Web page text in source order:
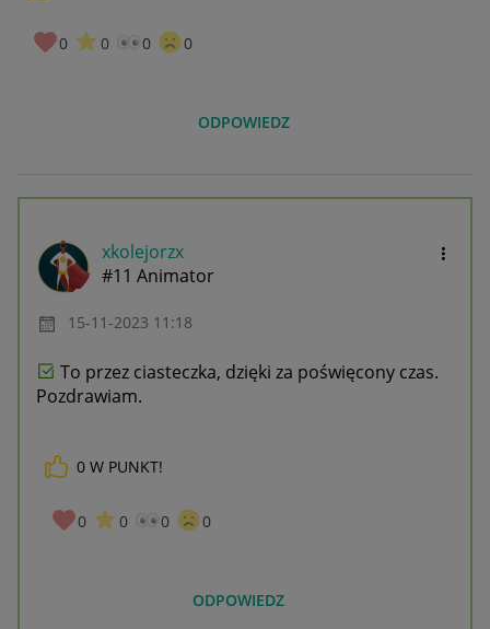
0 0 0 0
ODPOWIEDZ
xkolejorzx
#11 Animator
‎15-11-2023 11:18
To przez ciasteczka, dzięki za poświęcony czas.
Pozdrawiam.
0 W PUNKT!
0 0 0 0
ODPOWIEDZ